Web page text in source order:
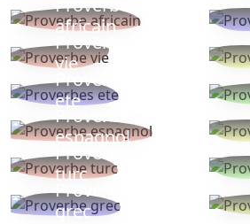
Proverbe
africain
Proverbe
vie
Proverbes
ete
Proverbe
espagnol
Proverbe
turc
Proverbe
grec